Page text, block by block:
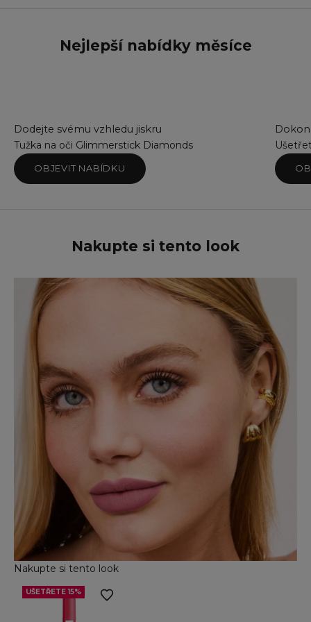
Nejlepší nabídky měsíce
Dodejte svému vzhledu jiskru
Tužka na oči Glimmerstick Diamonds
OBJEVIT NABÍDKU
Nakupte si tento look
Nakupte si tento look
UŠETŘETE 15%